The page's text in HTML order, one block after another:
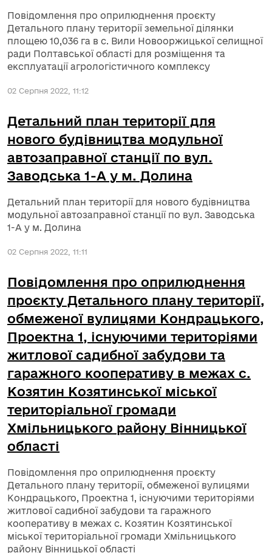
Повідомлення про оприлюднення проєкту
Детального плану території земельної ділянки
площею 10,036 га в с. Вили Новооржицької селищної
ради Полтавської області для розміщення та
експлуатації агрологістичного комплексу
02 Серпня 2022, 11:12
Детальний план території для
нового будівництва модульної
автозаправної станції по вул.
Заводська 1-А у м. Долина
Детальний план території для нового будівництва
модульної автозаправної станції по вул. Заводська
1-А у м. Долина
02 Серпня 2022, 11:11
Повідомлення про оприлюднення
проєкту Детального плану території,
обмеженої вулицями Кондрацького,
Проектна 1, існуючими територіями
житлової садибної забудови та
гаражного кооперативу в межах с.
Козятин Козятинської міської
територіальної громади
Хмільницького району Вінницької
області
Повідомлення про оприлюднення проєкту
Детального плану території, обмеженої вулицями
Кондрацького, Проектна 1, існуючими територіями
житлової садибної забудови та гаражного
кооперативу в межах с. Козятин Козятинської
міської територіальної громади Хмільницького
району Вінницької області